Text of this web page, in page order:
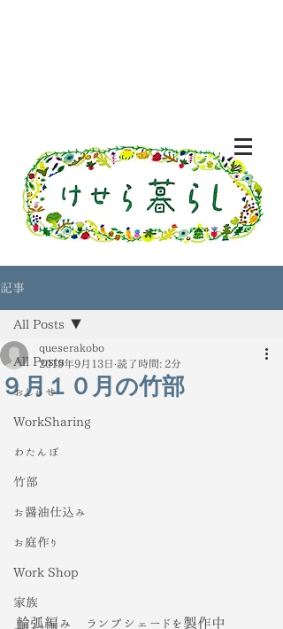
記事
All Posts
おしらせ
WorkSharing
わたんぼ
竹部
お醤油仕込み
お庭作り
Work Shop
家族
All Posts
９月１０月の竹部
queserakobo
2019年9月13日 読了時間: 2分
輪弧編み　ランプシェードを製作中